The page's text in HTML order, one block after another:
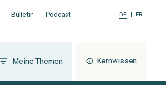
Bulletin Podcast DE FR
Meine Themen Kernwissen